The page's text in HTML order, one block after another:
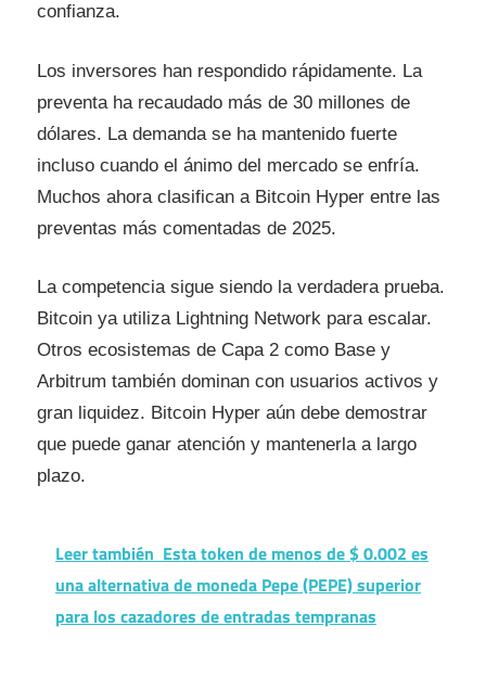
confianza.
Los inversores han respondido rápidamente. La
preventa ha recaudado más de 30 millones de
dólares. La demanda se ha mantenido fuerte
incluso cuando el ánimo del mercado se enfría.
Muchos ahora clasifican a Bitcoin Hyper entre las
preventas más comentadas de 2025.
La competencia sigue siendo la verdadera prueba.
Bitcoin ya utiliza Lightning Network para escalar.
Otros ecosistemas de Capa 2 como Base y
Arbitrum también dominan con usuarios activos y
gran liquidez. Bitcoin Hyper aún debe demostrar
que puede ganar atención y mantenerla a largo
plazo.
Leer también Esta token de menos de $ 0.002 es
una alternativa de moneda Pepe (PEPE) superior
para los cazadores de entradas tempranas